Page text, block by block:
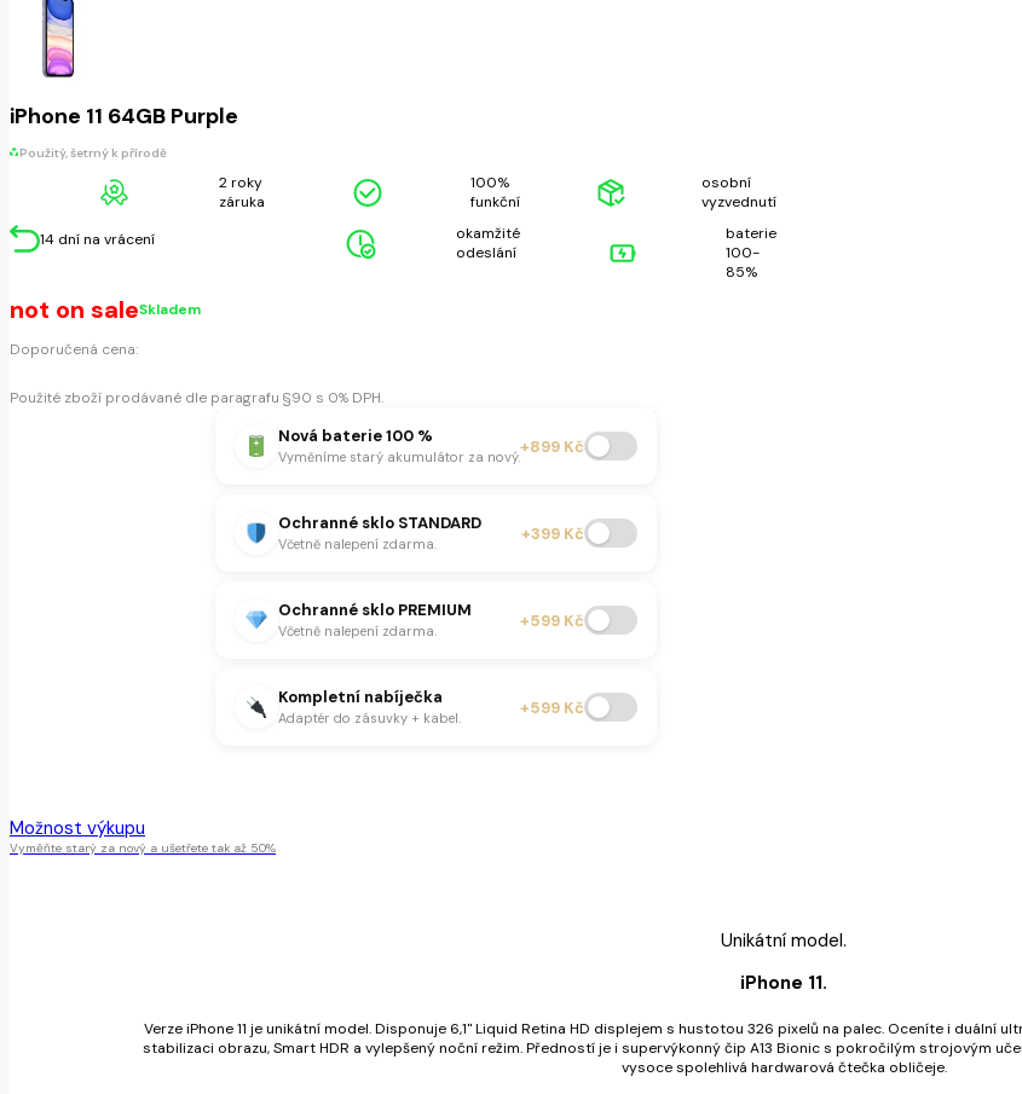
iPhone 11 64GB Purple
Použitý, šetrný k přírodě
2 roky
záruka
100%
funkční
osobní
vyzvednutí
14 dní na vrácení
okamžité
odeslání
baterie
100-
85%
not on saleSkladem
Doporučená cena:
Použité zboží prodávané dle paragrafu §90 s 0% DPH.
Nová baterie 100 %
Vyměníme starý akumulátor za nový.+899 Kč
Ochranné sklo STANDARD
Včetně nalepení zdarma. +399 Kč
Ochranné sklo PREMIUM
Včetně nalepení zdarma. +599 Kč
Kompletní nabíječka
Adaptér do zásuvky + kabel. +599 Kč
Možnost výkupu
Vyměňte starý za nový a ušetřete tak až 50%
Unikátní model.
iPhone 11.
Verze iPhone 11 je unikátní model. Disponuje 6,1" Liquid Retina HD displejem s hustotou 326 pixelů na palec. Oceníte i duální
stabilizaci obrazu, Smart HDR a vylepšený noční režim. Předností je i supervýkonný čip A13 Bionic s pokročilým strojovým
vysoce spolehlivá hardwarová čtečka obličeje.